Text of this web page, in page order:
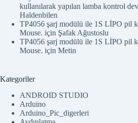
kullanılarak yapılan lamba kontrol
Haldenbilen
TP4056 şarj modülü ile 1S LİPO pil
Mouse. için Şafak Ağustoslu
TP4056 şarj modülü ile 1S LİPO pil
Mouse. için Metin
Kategoriler
ANDROID STUDIO
Arduino
Arduino_Pic_digerleri